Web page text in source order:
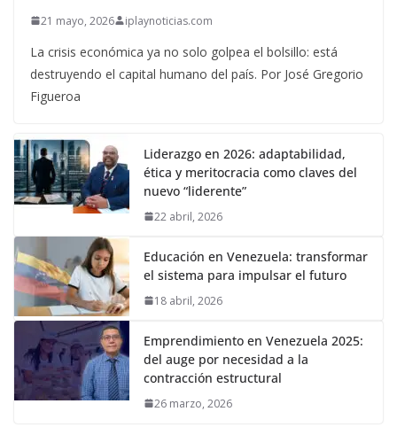
21 mayo, 2026 iplaynoticias.com
La crisis económica ya no solo golpea el bolsillo: está
destruyendo el capital humano del país. Por José Gregorio
Figueroa
Liderazgo en 2026: adaptabilidad,
ética y meritocracia como claves del
nuevo “liderente”
22 abril, 2026
Educación en Venezuela: transformar
el sistema para impulsar el futuro
18 abril, 2026
Emprendimiento en Venezuela 2025:
del auge por necesidad a la
contracción estructural
26 marzo, 2026